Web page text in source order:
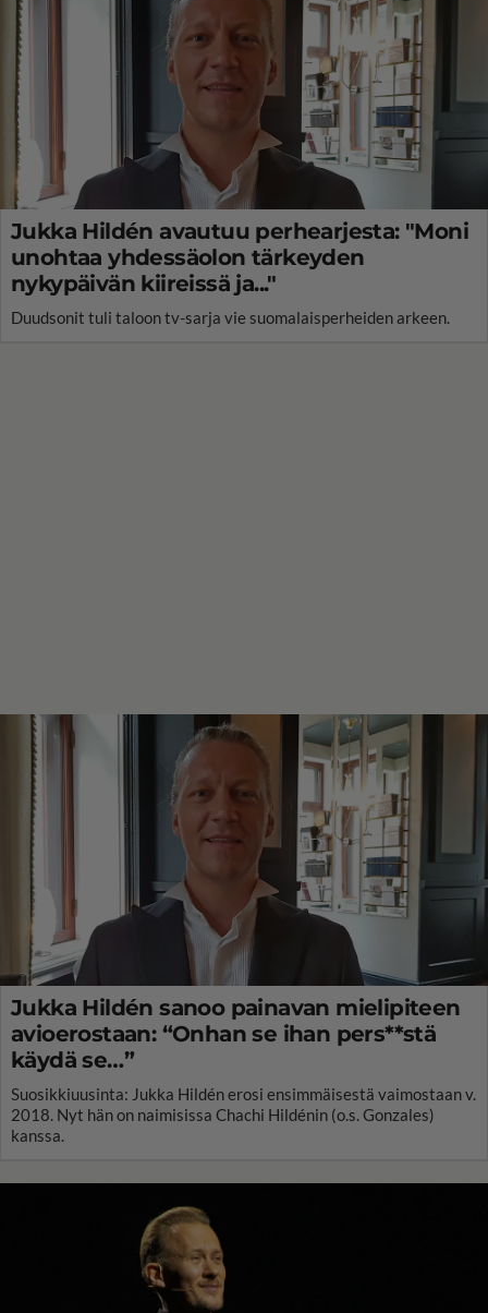
Jukka Hildén avautuu perhearjesta: "Moni
unohtaa yhdessäolon tärkeyden
nykypäivän kiireissä ja..."
Duudsonit tuli taloon tv-sarja vie suomalaisperheiden arkeen.
Jukka Hildén sanoo painavan mielipiteen
avioerostaan: “Onhan se ihan pers**stä
käydä se…”
Suosikkiuusinta: Jukka Hildén erosi ensimmäisestä vaimostaan v.
2018. Nyt hän on naimisissa Chachi Hildénin (o.s. Gonzales)
kanssa.